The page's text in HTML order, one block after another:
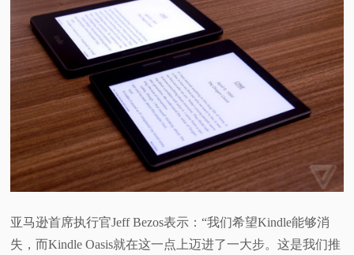
亚马逊首席执行官Jeff Bezos表示：“我们希望Kindle能够消
失，而Kindle Oasis就在这一点上迈进了一大步。这是我们推